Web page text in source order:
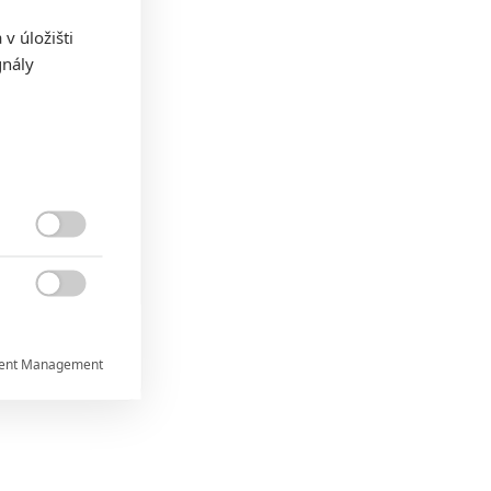
v úložišti

Management